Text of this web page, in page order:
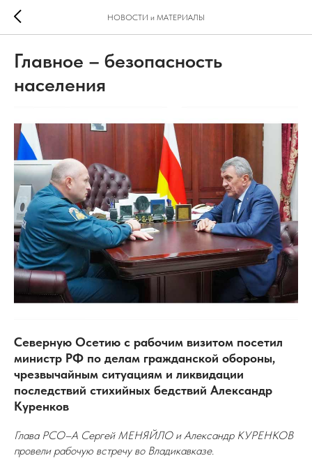
НОВОСТИ и МАТЕРИАЛЫ
Главное – безопасность
населения
Северную Осетию с рабочим визитом посетил
министр РФ по делам гражданской обороны,
чрезвычайным ситуациям и ликвидации
последствий стихийных бедствий Александр
Куренков
Глава РСО–А Сергей МЕНЯЙЛО и Александр КУРЕНКОВ
провели рабочую встречу во Владикавказе.